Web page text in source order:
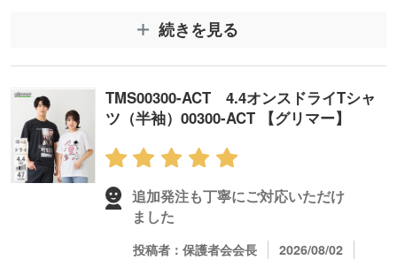
この度はレビュー投稿をいただきありがとうござ
います。
涼感タオルの使用感について詳しくご記載いただ
き、大変参考になりました。
屋内での涼しさを感じていただけたとのことで安
心しております。
貴重なご意見もいただきましたこと、重ねてお礼
申し上げます。
次回もお役に立てれば幸いです。
続きを見る
TMS00300-ACT 4.4オンスドライTシャ
ツ（半袖）00300-ACT 【グリマー】
追加発注も丁寧にご対応いただけ
ました
投稿者：保護者会会長
2026/08/02